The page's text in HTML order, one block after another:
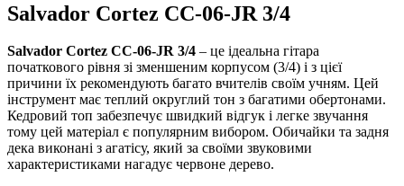
Salvador Cortez CC-06-JR 3/4
Salvador Cortez CC-06-JR 3/4 – це ідеальна гітара
початкового рівня зі зменшеним корпусом (3/4) і з цієї
причини їх рекомендують багато вчителів своїм учням. Цей
інструмент має теплий округлий тон з багатими обертонами.
Кедровий топ забезпечує швидкий відгук і легке звучання
тому цей матеріал є популярним вибором. Обичайки та задня
дека виконані з агатісу, який за своїми звуковими
характеристиками нагадує червоне дерево.